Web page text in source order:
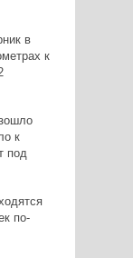
в
к
к
под
по-